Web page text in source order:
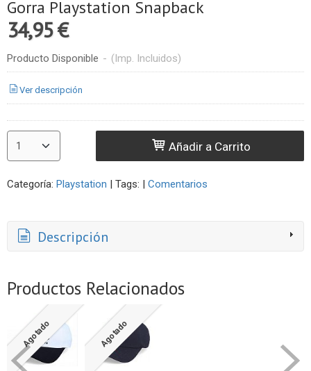
Gorra Playstation Snapback
34,95 €
Producto Disponible - (Imp. Incluidos)
Ver descripción
Añadir a Carrito
Categoría: Playstation | Tags: | Comentarios
Descripción
Productos Relacionados
Agotado Agotado